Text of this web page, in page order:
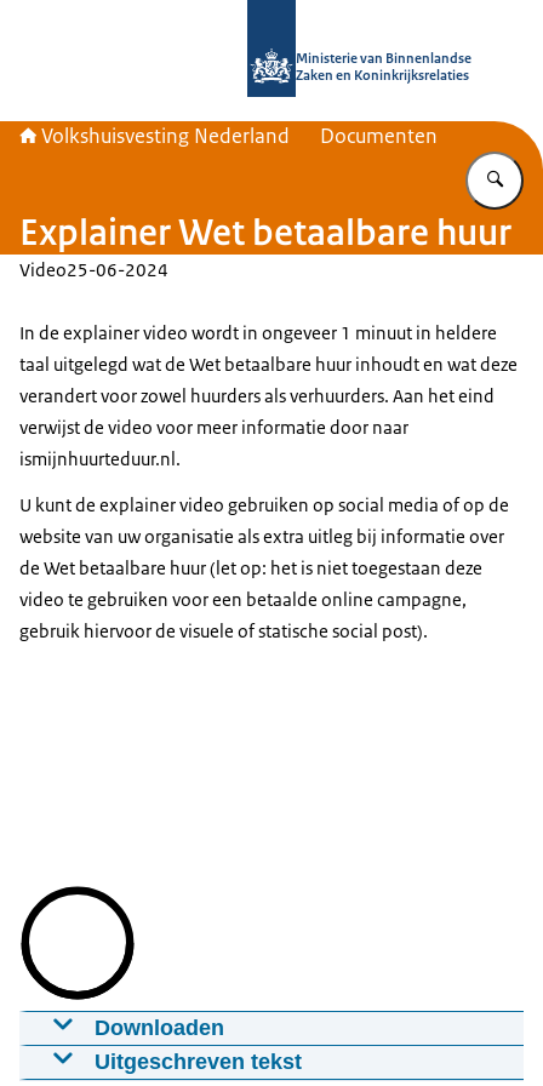
Ministerie van Binnenlandse
Zaken en Koninkrijksrelaties
Volkshuisvesting Nederland Documenten
Explainer Wet betaalbare huur
Video25-06-2024
In de explainer video wordt in ongeveer 1 minuut in heldere
taal uitgelegd wat de Wet betaalbare huur inhoudt en wat deze
verandert voor zowel huurders als verhuurders. Aan het eind
verwijst de video voor meer informatie door naar
ismijnhuurteduur.nl.
U kunt de explainer video gebruiken op social media of op de
website van uw organisatie als extra uitleg bij informatie over
de Wet betaalbare huur (let op: het is niet toegestaan deze
video te gebruiken voor een betaalde online campagne,
gebruik hiervoor de visuele of statische social post).
Downloaden
Explainer Wet betaalbare huur
Uitgeschreven tekst